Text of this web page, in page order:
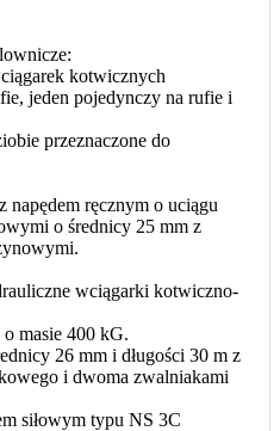
kotwicznych
jeden pojedynczy na rufie i
przeznaczone do
napędem ręcznym o uciągu
o średnicy 25 mm z
wciągarki kotwiczno-
masie 400 kG.
26 mm i długości 30 m z
i dwoma zwalniakami
siłowym typu NS 3C